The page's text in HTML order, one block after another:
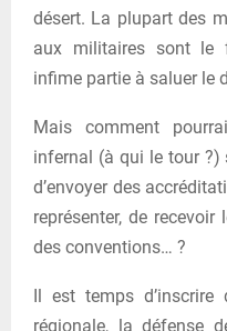
désert. La plupart des
aux militaires sont le
infime partie à saluer le
Mais comment
infernal (à qui le tour ?)
d’envoyer des
représenter, de
des conventions… ?
Il est temps d’inscrire
régionale, la défense